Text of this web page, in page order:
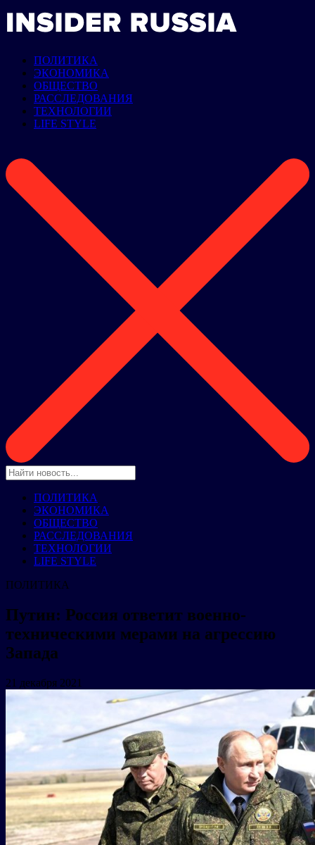
ПОЛИТИКА
ЭКОНОМИКА
ОБЩЕСТВО
РАССЛЕДОВАНИЯ
ТЕХНОЛОГИИ
LIFE STYLE
ПОЛИТИКА
ЭКОНОМИКА
ОБЩЕСТВО
РАССЛЕДОВАНИЯ
ТЕХНОЛОГИИ
LIFE STYLE
ПОЛИТИКА
Путин: Россия ответит военно-
техническими мерами на агрессию
Запада
21 декабря 2021